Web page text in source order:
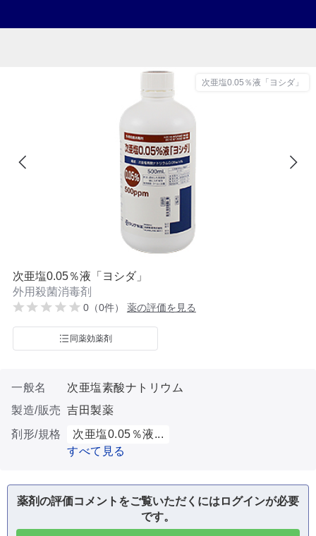
次亜塩0.05％液「ヨシダ」
次亜塩0.05％液「ヨシダ」
外用殺菌消毒剤
0（0件） 薬の評価を見る
同薬効薬剤
一般名
次亜塩素酸ナトリウム
製造/販売 吉田製薬
剤形/規格
次亜塩0.05％液...
すべて見る
薬剤の評価コメントをご覧いただくにはログインが必要
です。